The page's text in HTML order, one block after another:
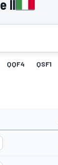
II
QQF4 QSF1